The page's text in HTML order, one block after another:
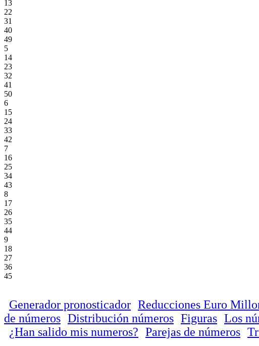
13
22
31
40
49
5
14
23
32
41
50
6
15
24
33
42
7
16
25
34
43
8
17
26
35
44
9
18
27
36
45
Generador pronosticador Reducciones Euro
de números Distribución números Figuras Los
¿Han salido mis numeros? Parejas de números